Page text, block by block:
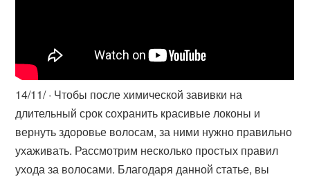
14/11/ · Чтобы после химической завивки на
длительный срок сохранить красивые локоны и
вернуть здоровье волосам, за ними нужно правильно
ухаживать. Рассмотрим несколько простых правил
ухода за волосами. Благодаря данной статье, вы